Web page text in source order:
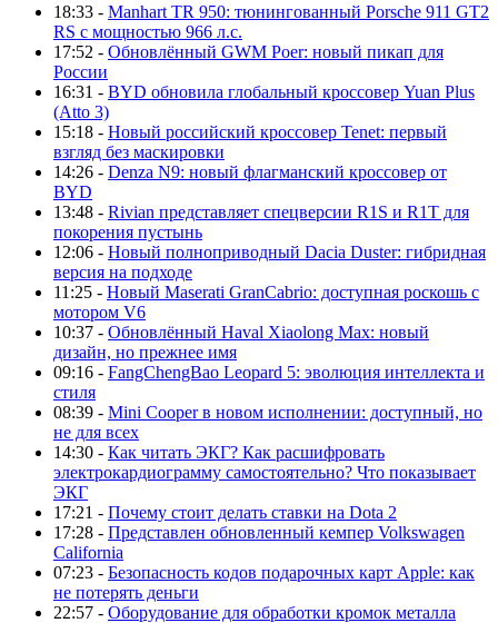
18:33 - Manhart TR 950: тюнингованный Porsche 911 GT2
RS с мощностью 966 л.с.
17:52 - Обновлённый GWM Poer: новый пикап для
России
16:31 - BYD обновила глобальный кроссовер Yuan Plus
(Atto 3)
15:18 - Новый российский кроссовер Tenet: первый
взгляд без маскировки
14:26 - Denza N9: новый флагманский кроссовер от
BYD
13:48 - Rivian представляет спецверсии R1S и R1T для
покорения пустынь
12:06 - Новый полноприводный Dacia Duster: гибридная
версия на подходе
11:25 - Новый Maserati GranCabrio: доступная роскошь с
мотором V6
10:37 - Обновлённый Haval Xiaolong Max: новый
дизайн, но прежнее имя
09:16 - FangChengBao Leopard 5: эволюция интеллекта и
стиля
08:39 - Mini Cooper в новом исполнении: доступный, но
не для всех
14:30 - Как читать ЭКГ? Как расшифровать
электрокардиограмму самостоятельно? Что показывает
ЭКГ
17:21 - Почему стоит делать ставки на Dota 2
17:28 - Представлен обновленный кемпер Volkswagen
California
07:23 - Безопасность кодов подарочных карт Apple: как
не потерять деньги
22:57 - Оборудование для обработки кромок металла